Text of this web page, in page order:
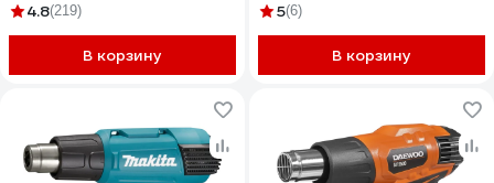
4.8(219)
В корзину
5(6)
В корзину